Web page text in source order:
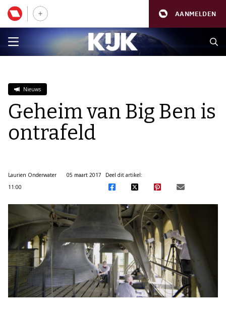
AANMELDEN
Nieuws
Geheim van Big Ben is
ontrafeld
Laurien Onderwater
05 maart 2017
11:00
Deel dit artikel: